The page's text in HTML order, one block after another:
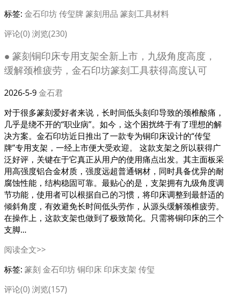
标签: 金石印坊传玺牌 篆刻用品 篆刻工具材料
评论(0) 浏览(230)
● 篆刻铜印床专用支架全新上市，九级角度高度，
缓解颈椎疲劳，金石印坊篆刻工具获得高度认可
2026-5-9金石君
对于很多篆刻爱好者来说，长时间低头刻印导致的颈椎酸痛，
几乎是绕不开的“职业病”。如今，这个困扰终于有了理想的解
决方案。金石印坊近日推出了一款专为铜印床设计的“传玺
牌”专用支架，一经上市便大受欢迎。 这款支架之所以获得广
泛好评，关键在于它真正从用户的使用痛点出发。其主面板采
用高强度铝合金材质，强度远超普通钢材，同时具备优异的耐
腐蚀性能，结构稳固可靠。最贴心的是，支架拥有九级角度调
节功能，使用者可以根据自己的习惯，将印床调整到最舒适的
倾斜角度，有效避免长时间低头劳作，从源头缓解颈椎疲劳。
在操作上，这款支架也做到了极致简化。只需将铜印床的三个
支脚...
阅读全文>>
标签: 篆刻 金石印坊铜印床 印床支架 传玺
评论(0) 浏览(157)